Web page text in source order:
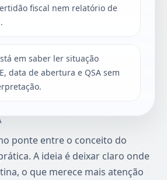
fiscal nem relatório de
em saber ler situação
data de abertura e QSA sem
ponte entre o conceito do
A ideia é deixar claro onde
o que merece mais atenção